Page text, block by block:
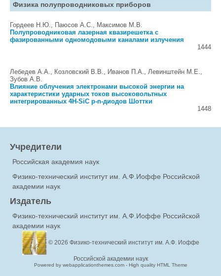
Физика полупроводниковых приборов
Гордеев Н.Ю., Паюсов А.С., Максимов М.В.
Полупроводниковая лазерная квазирешетка с
фазированными одномодовыми каналами излучения
1444
Лебедев А.А., Козловский В.В., Иванов П.А., Левинштейн М.Е.,
Зубов А.В.
Влияние облучения электронами высокой энергии на
характеристики ударных токов высоковольтных
интегрированных 4H-SiC p-n-диодов Шоттки
1448
Учредители
Российская академия наук
Физико-технический институт им. А.Ф.Иоффе Российской
академии наук
Издатель
Физико-технический институт им. А.Ф.Иоффе Российской
академии наук
© 2026 Физико-технический институт им. А.Ф. Иоффе
Российской академии наук
Powered by webapplicationthemes.com - High quality HTML Theme